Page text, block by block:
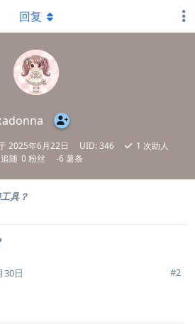
2025年6月22日 UID:346 1 次助人
追随 0 粉丝 -6 薯条
回复
具？
30日 #2